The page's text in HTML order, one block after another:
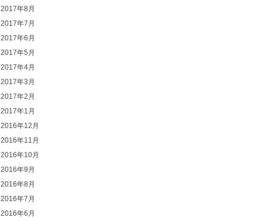
2017年8月
2017年7月
2017年6月
2017年5月
2017年4月
2017年3月
2017年2月
2017年1月
2016年12月
2016年11月
2016年10月
2016年9月
2016年8月
2016年7月
2016年6月